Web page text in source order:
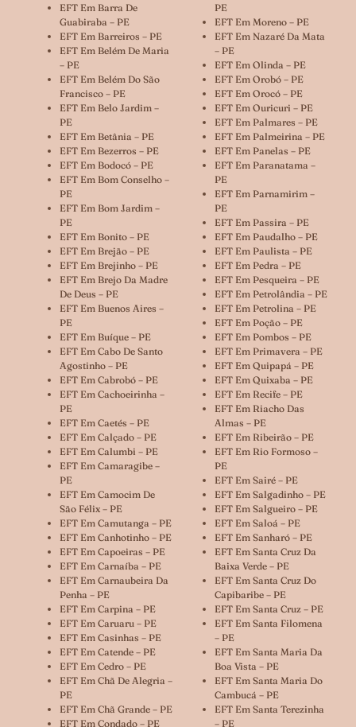
EFT Em Barra De
Guabiraba – PE
EFT Em Barreiros – PE
EFT Em Belém De Maria
– PE
EFT Em Belém Do São
Francisco – PE
EFT Em Belo Jardim –
PE
EFT Em Betânia – PE
EFT Em Bezerros – PE
EFT Em Bodocó – PE
EFT Em Bom Conselho –
PE
EFT Em Bom Jardim –
PE
EFT Em Bonito – PE
EFT Em Brejão – PE
EFT Em Brejinho – PE
EFT Em Brejo Da Madre
De Deus – PE
EFT Em Buenos Aires –
PE
EFT Em Buíque – PE
EFT Em Cabo De Santo
Agostinho – PE
EFT Em Cabrobó – PE
EFT Em Cachoeirinha –
PE
EFT Em Caetés – PE
EFT Em Calçado – PE
EFT Em Calumbi – PE
EFT Em Camaragibe –
PE
EFT Em Camocim De
São Félix – PE
EFT Em Camutanga – PE
EFT Em Canhotinho – PE
EFT Em Capoeiras – PE
EFT Em Carnaíba – PE
EFT Em Carnaubeira Da
Penha – PE
EFT Em Carpina – PE
EFT Em Caruaru – PE
EFT Em Casinhas – PE
EFT Em Catende – PE
EFT Em Cedro – PE
EFT Em Chã De Alegria –
PE
EFT Em Chã Grande – PE
EFT Em Condado – PE
PE
EFT Em Moreno – PE
EFT Em Nazaré Da Mata
– PE
EFT Em Olinda – PE
EFT Em Orobó – PE
EFT Em Orocó – PE
EFT Em Ouricuri – PE
EFT Em Palmares – PE
EFT Em Palmeirina – PE
EFT Em Panelas – PE
EFT Em Paranatama –
PE
EFT Em Parnamirim –
PE
EFT Em Passira – PE
EFT Em Paudalho – PE
EFT Em Paulista – PE
EFT Em Pedra – PE
EFT Em Pesqueira – PE
EFT Em Petrolândia – PE
EFT Em Petrolina – PE
EFT Em Poção – PE
EFT Em Pombos – PE
EFT Em Primavera – PE
EFT Em Quipapá – PE
EFT Em Quixaba – PE
EFT Em Recife – PE
EFT Em Riacho Das
Almas – PE
EFT Em Ribeirão – PE
EFT Em Rio Formoso –
PE
EFT Em Sairé – PE
EFT Em Salgadinho – PE
EFT Em Salgueiro – PE
EFT Em Saloá – PE
EFT Em Sanharó – PE
EFT Em Santa Cruz Da
Baixa Verde – PE
EFT Em Santa Cruz Do
Capibaribe – PE
EFT Em Santa Cruz – PE
EFT Em Santa Filomena
– PE
EFT Em Santa Maria Da
Boa Vista – PE
EFT Em Santa Maria Do
Cambucá – PE
EFT Em Santa Terezinha
– PE